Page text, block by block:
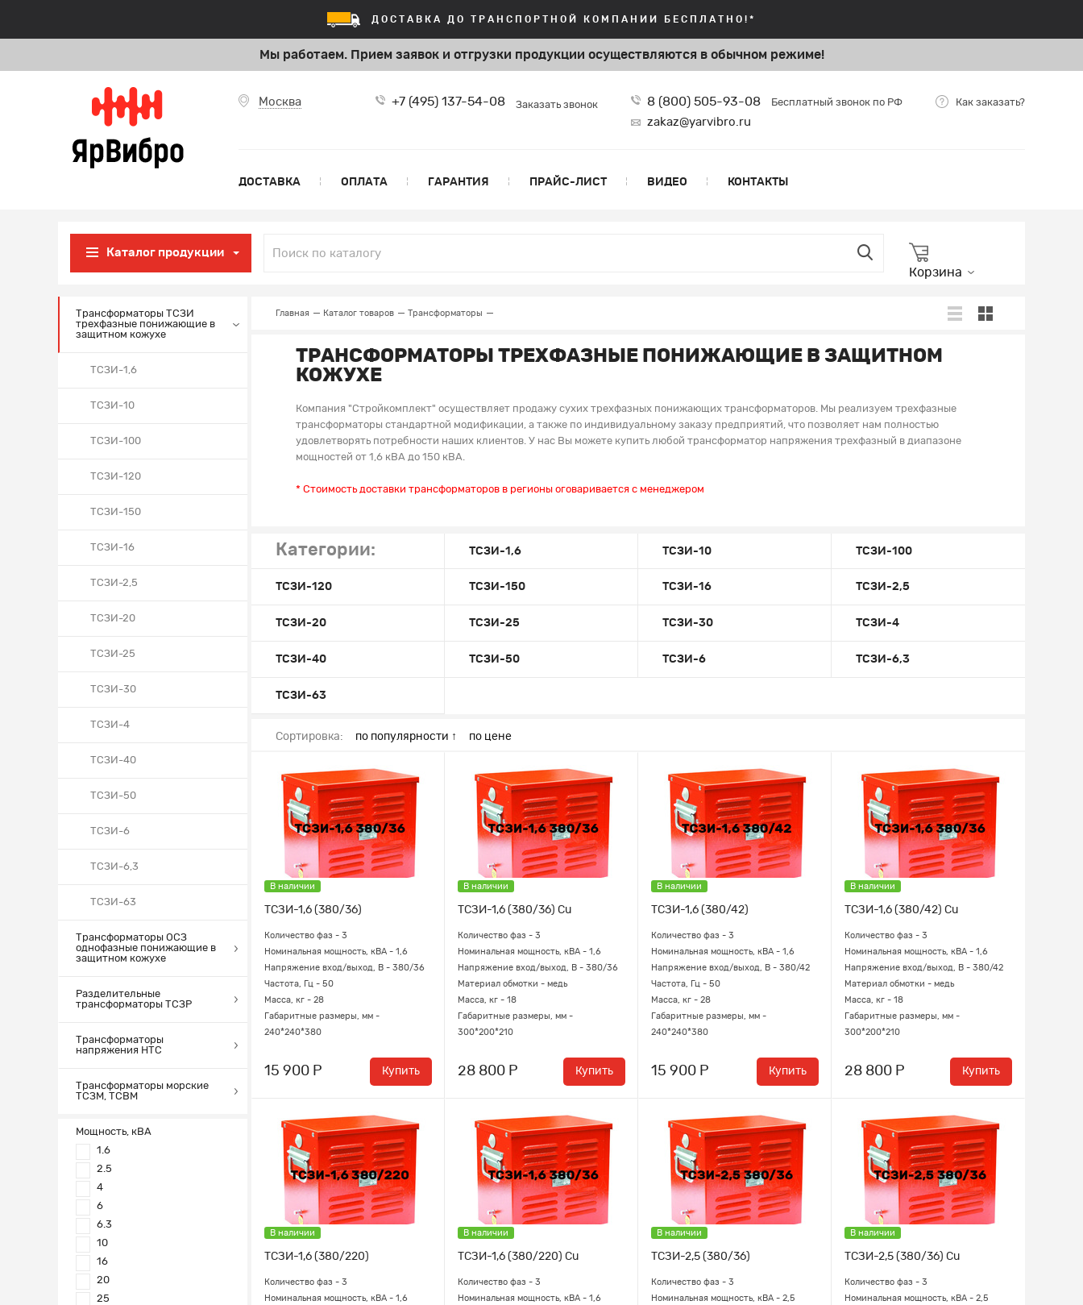
ДОСТАВКА ДО ТРАНСПОРТНОЙ КОМПАНИИ БЕСПЛАТНО!*
Мы работаем. Прием заявок и отгрузки продукции осуществляются в обычном режиме!
Москва +7 (495) 137-54-08 Заказать звонок 8 (800) 505-93-08 Бесплатный звонок по РФ
zakaz@yarvibro.ru
Как заказать?
ДОСТАВКА ОПЛАТА ГАРАНТИЯ ПРАЙС-ЛИСТ ВИДЕО КОНТАКТЫ
Каталог продукции
Корзина
Трансформаторы ТСЗИ
трехфазные понижающие в
защитном кожухе
ТСЗИ-1,6
ТСЗИ-10
ТСЗИ-100
ТСЗИ-120
ТСЗИ-150
ТСЗИ-16
ТСЗИ-2,5
ТСЗИ-20
ТСЗИ-25
ТСЗИ-30
ТСЗИ-4
ТСЗИ-40
ТСЗИ-50
ТСЗИ-6
ТСЗИ-6,3
ТСЗИ-63
Трансформаторы ОСЗ
однофазные понижающие в
защитном кожухе
Разделительные
трансформаторы ТСЗР
Трансформаторы
напряжения НТС
Трансформаторы морские
ТСЗМ, ТСВМ
Мощность, кВА
1.6
2.5
4
6
6.3
10
16
20
25
Главная Каталог товаров Трансформаторы
ТРАНСФОРМАТОРЫ ТРЕХФАЗНЫЕ ПОНИЖАЮЩИЕ В ЗАЩИТНОМ
КОЖУХЕ
Компания "Стройкомплект" осуществляет продажу сухих трехфазных понижающих трансформаторов. Мы реализуем трехфазные
трансформаторы стандартной модификации, а также по индивидуальному заказу предприятий, что позволяет нам полностью
удовлетворять потребности наших клиентов. У нас Вы можете купить любой трансформатор напряжения трехфазный в диапазоне
мощностей от 1,6 кВА до 150 кВА.
* Стоимость доставки трансформаторов в регионы оговаривается с менеджером
Категории: ТСЗИ-1,6 ТСЗИ-10 ТСЗИ-100
ТСЗИ-120 ТСЗИ-150 ТСЗИ-16 ТСЗИ-2,5
ТСЗИ-20 ТСЗИ-25 ТСЗИ-30 ТСЗИ-4
ТСЗИ-40 ТСЗИ-50 ТСЗИ-6 ТСЗИ-6,3
ТСЗИ-63
Сортировка: по популярности ↑ по цене
В наличии
ТСЗИ-1,6 (380/36)
Количество фаз - 3
Номинальная мощность, кВА - 1,6
Напряжение вход/выход, В - 380/36
Частота, Гц - 50
Масса, кг - 28
Габаритные размеры, мм -
240*240*380
15 900 Р Купить
В наличии
ТСЗИ-1,6 (380/36) Cu
Количество фаз - 3
Номинальная мощность, кВА - 1,6
Напряжение вход/выход, В - 380/36
Материал обмотки - медь
Масса, кг - 18
Габаритные размеры, мм -
300*200*210
28 800 Р Купить
В наличии
ТСЗИ-1,6 (380/42)
Количество фаз - 3
Номинальная мощность, кВА - 1,6
Напряжение вход/выход, В - 380/42
Частота, Гц - 50
Масса, кг - 28
Габаритные размеры, мм -
240*240*380
15 900 Р Купить
В наличии
ТСЗИ-1,6 (380/42) Cu
Количество фаз - 3
Номинальная мощность, кВА - 1,6
Напряжение вход/выход, В - 380/42
Материал обмотки - медь
Масса, кг - 18
Габаритные размеры, мм -
300*200*210
28 800 Р Купить
В наличии
ТСЗИ-1,6 (380/220)
Количество фаз - 3
Номинальная мощность, кВА - 1,6
В наличии
ТСЗИ-1,6 (380/220) Cu
Количество фаз - 3
Номинальная мощность, кВА - 1,6
В наличии
ТСЗИ-2,5 (380/36)
Количество фаз - 3
Номинальная мощность, кВА - 2,5
В наличии
ТСЗИ-2,5 (380/36) Cu
Количество фаз - 3
Номинальная мощность, кВА - 2,5